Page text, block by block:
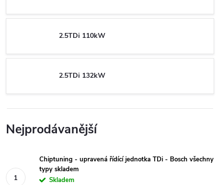
2.5TDi 110kW
2.5TDi 132kW
Nejprodávanější
Chiptuning - upravená řídící jednotka TDi - Bosch všechny
typy skladem
Skladem